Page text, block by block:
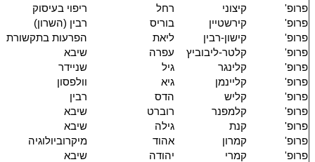
פרופ'
קיצוני רחל
ריפוי בעיסוק
פרופ'
קירשטיין בוריס
רבין (השרון)
פרופ'
קישון-רבין ליאת
הפרעות בתקשורת
פרופ'
קלטר-ליבוביץ עפרה
שיבא
פרופ'
קלינגר גיל
שניידר
פרופ'
קליינמן גיא
וולפסון
פרופ'
קליש הדס
רבין
פרופ'
קלמפנר רוברט
שיבא
פרופ'
קנת גילה
שיבא
פרופ'
קמרון אהוד
מיקרוביולוגיה
פרופ'
קמרי יהודה
שיבא